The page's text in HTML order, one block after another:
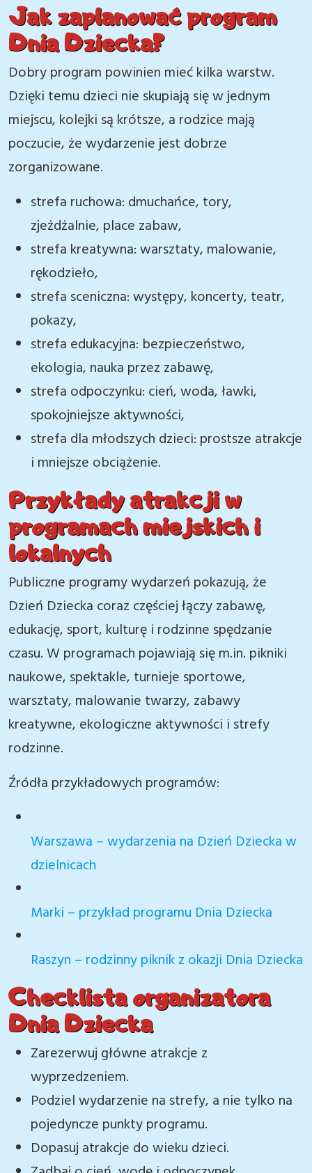
Jak zaplanować program
Dnia Dziecka?
Dobry program powinien mieć kilka warstw.
Dzięki temu dzieci nie skupiają się w jednym
miejscu, kolejki są krótsze, a rodzice mają
poczucie, że wydarzenie jest dobrze
zorganizowane.
strefa ruchowa: dmuchańce, tory,
zjeżdżalnie, place zabaw,
strefa kreatywna: warsztaty, malowanie,
rękodzieło,
strefa sceniczna: występy, koncerty, teatr,
pokazy,
strefa edukacyjna: bezpieczeństwo,
ekologia, nauka przez zabawę,
strefa odpoczynku: cień, woda, ławki,
spokojniejsze aktywności,
strefa dla młodszych dzieci: prostsze atrakcje
i mniejsze obciążenie.
Przykłady atrakcji w
programach miejskich i
lokalnych
Publiczne programy wydarzeń pokazują, że
Dzień Dziecka coraz częściej łączy zabawę,
edukację, sport, kulturę i rodzinne spędzanie
czasu. W programach pojawiają się m.in. pikniki
naukowe, spektakle, turnieje sportowe,
warsztaty, malowanie twarzy, zabawy
kreatywne, ekologiczne aktywności i strefy
rodzinne.
Źródła przykładowych programów:
Warszawa – wydarzenia na Dzień Dziecka w
dzielnicach
Marki – przykład programu Dnia Dziecka
Raszyn – rodzinny piknik z okazji Dnia Dziecka
Checklista organizatora
Dnia Dziecka
Zarezerwuj główne atrakcje z
wyprzedzeniem.
Podziel wydarzenie na strefy, a nie tylko na
pojedyncze punkty programu.
Dopasuj atrakcje do wieku dzieci.